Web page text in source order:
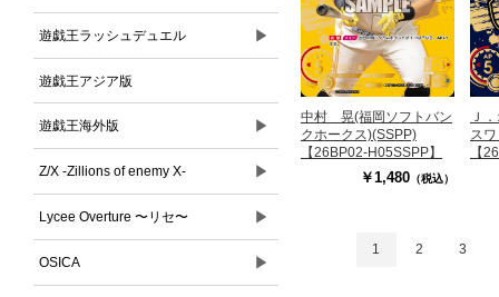
遊戯王ラッシュデュエル ▶
遊戯王アジア版
遊戯王海外版 ▶
Z/X -Zillions of enemy X- ▶
Lycee Overture 〜リセ〜 ▶
OSICA ▶
中村 晃(福岡ソフトバン
クホークス)(SSPP)
【26BP02-H05SSPP】
￥1,480 （税込）
Ｊ
ス
【
1 2 3